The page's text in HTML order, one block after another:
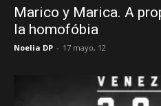
Marico y Marica. A
la homofóbia
Noelia DP - 17 mayo, 12